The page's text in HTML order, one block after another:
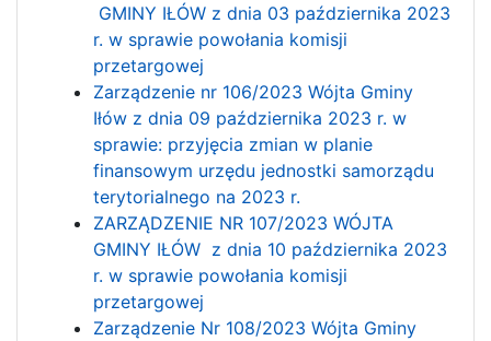
GMINY IŁÓW z dnia 03 października 2023
r. w sprawie powołania komisji
przetargowej
Zarządzenie nr 106/2023 Wójta Gminy
Iłów z dnia 09 października 2023 r. w
sprawie: przyjęcia zmian w planie
finansowym urzędu jednostki samorządu
terytorialnego na 2023 r.
ZARZĄDZENIE NR 107/2023 WÓJTA
GMINY IŁÓW z dnia 10 października 2023
r. w sprawie powołania komisji
przetargowej
Zarządzenie Nr 108/2023 Wójta Gminy